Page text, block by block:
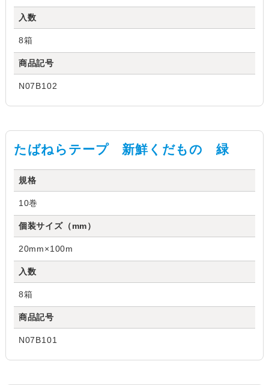
入数
8箱
商品記号
N07B102
たばねらテープ 新鮮くだもの 緑
規格
10巻
個装サイズ（mm）
20mm×100m
入数
8箱
商品記号
N07B101